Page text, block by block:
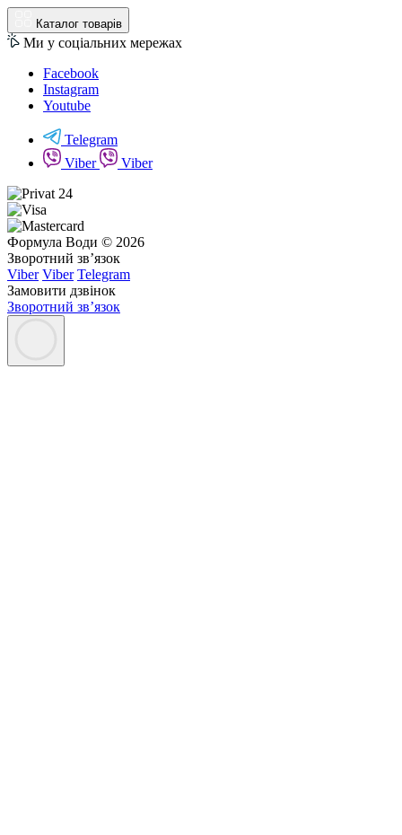
Каталог товарів
Ми у соціальних мережах
Facebook
Instagram
Youtube
Telegram
Viber
Viber
Формула Води © 2026
Зворотний зв’язок
Viber Viber Telegram
Замовити дзвінок
Зворотний зв’язок